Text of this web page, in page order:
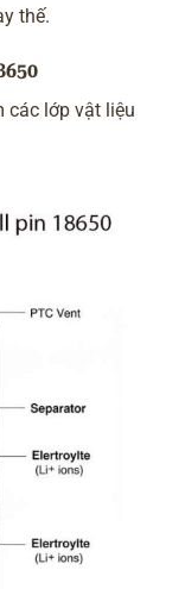
thế.
các lớp vật liệu